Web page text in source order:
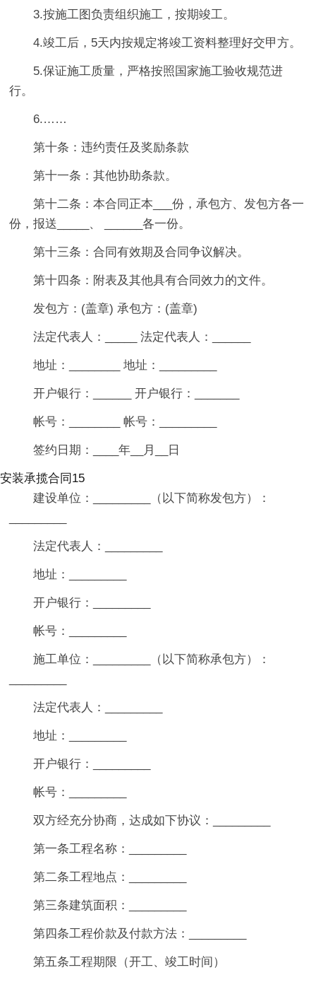
3.按施工图负责组织施工，按期竣工。
4.竣工后，5天内按规定将竣工资料整理好交甲方。
5.保证施工质量，严格按照国家施工验收规范进
行。
6.……
第十条：违约责任及奖励条款
第十一条：其他协助条款。
第十二条：本合同正本___份，承包方、发包方各一
份，报送_____、 ______各一份。
第十三条：合同有效期及合同争议解决。
第十四条：附表及其他具有合同效力的文件。
发包方：(盖章) 承包方：(盖章)
法定代表人：_____ 法定代表人：______
地址：________ 地址：_________
开户银行：______ 开户银行：_______
帐号：________ 帐号：_________
签约日期：____年__月__日
安装承揽合同15
建设单位：_________（以下简称发包方）：
法定代表人：_________
地址：_________
开户银行：_________
帐号：_________
施工单位：_________（以下简称承包方）：
法定代表人：_________
地址：_________
开户银行：_________
帐号：_________
双方经充分协商，达成如下协议：_________
第一条工程名称：_________
第二条工程地点：_________
第三条建筑面积：_________
第四条工程价款及付款方法：_________
第五条工程期限（开工、竣工时间）